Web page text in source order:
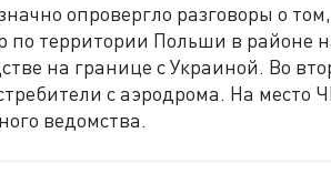
опровергло разговоры о том,
территории Польши в районе
на границе с Украиной. Во
с аэродрома. На место
ведомства.